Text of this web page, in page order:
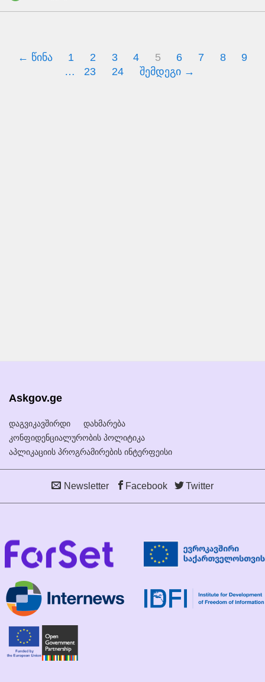
← წინა 1 2 3 4 5 6 7 8
9
…
23 24 შემდეგი →
Askgov.ge
დაგვიკავშირდი
დახმარება
კონფიდენციალურობის პოლიტიკა
აპლიკაციის პროგრამირების ინტერფეისი
Newsletter Facebook Twitter